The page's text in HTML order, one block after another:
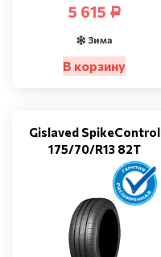
5 615 Р
Зима
В корзину
Gislaved SpikeControl
175/70/R13 82T